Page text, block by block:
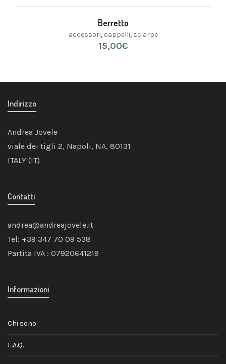
Berretto
accessori, cappelli, sciarpe
15,00€
Indirizzo
Andrea Jovele
viale dei tigli 2, Napoli, NA, 80131
ITALY (IT)
Contatti
andrea@andreajovele.it
Tel: +39 347 70 09 538
Partita IVA : 07920641219
Informazioni
Chi sono
F.A.Q.